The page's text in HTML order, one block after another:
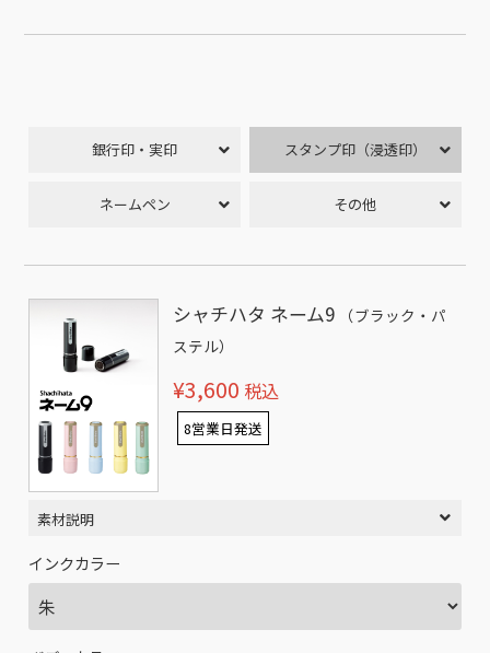
銀行印・実印 スタンプ印（浸透印）
ネームペン その他
シャチハタ ネーム9
（ブラック・パ
ステル）
¥3,600 税込
8営業日発送
素材説明
インクカラー